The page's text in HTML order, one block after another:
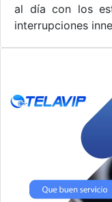
al día con los
interrupciones